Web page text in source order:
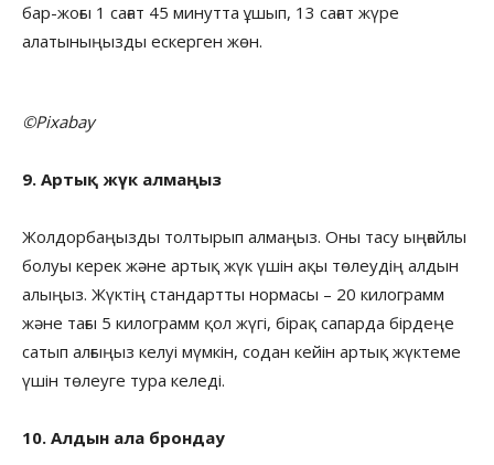
бар-жоғы 1 сағат 45 минутта ұшып, 13 сағат жүре
алатыныңызды ескерген жөн.
©Pixabay
9. Артық жүк алмаңыз
Жолдорбаңызды толтырып алмаңыз. Оны тасу ыңғайлы
болуы керек және артық жүк үшін ақы төлеудің алдын
алыңыз. Жүктің стандартты нормасы – 20 килограмм
және тағы 5 килограмм қол жүгі, бірақ сапарда бірдеңе
сатып алғыңыз келуі мүмкін, содан кейін артық жүктеме
үшін төлеуге тура келеді.
10. Алдын ала брондау